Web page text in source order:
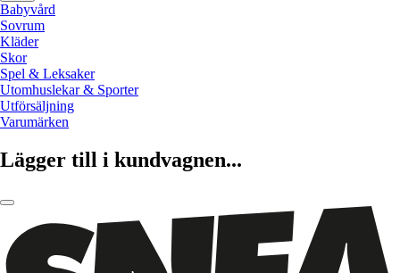
Babyvård
Sovrum
Kläder
Skor
Spel & Leksaker
Utomhuslekar & Sporter
Utförsäljning
Varumärken
Lägger till i kundvagnen...